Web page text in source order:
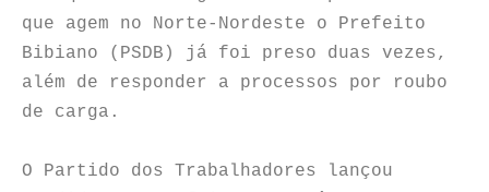
que agem no Norte-Nordeste o Prefeito
Bibiano (PSDB) já foi preso duas vezes,
além de responder a processos por roubo
de carga.
O Partido dos Trabalhadores lançou